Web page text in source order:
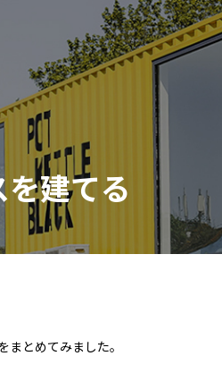
建てる
とめてみました。